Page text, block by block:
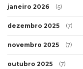
janeiro 2026 (5)
dezembro 2025 (7)
novembro 2025 (7)
outubro 2025 (7)